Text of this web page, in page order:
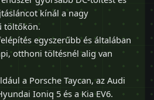
kínál a nagy
töltőkön.
egyszerűbb és általában
otthoni töltésnél alig van
a Porsche Taycan, az Audi
Ioniq 5 és a Kia EV6.